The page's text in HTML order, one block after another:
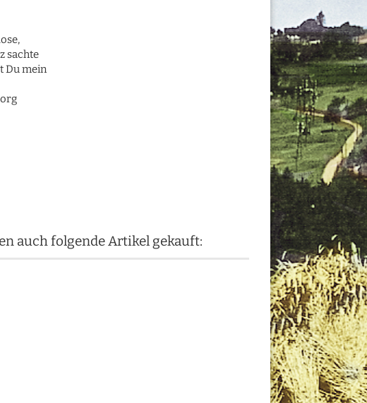
sachte
Du mein
auch folgende Artikel gekauft: